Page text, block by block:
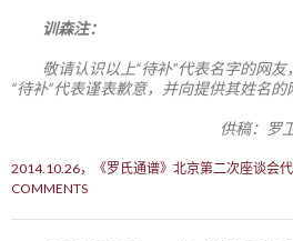
训森注：
敬请认识以上“待补”代表名字的网
“待补”代表谨表歉意，并向提供其姓名的
供稿：罗
2014.10.26，《罗氏通谱》北京第二次座谈会
COMMENTS